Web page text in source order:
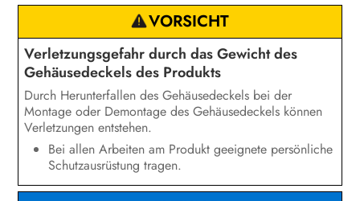
VORSICHT
Verletzungsgefahr durch das Gewicht des
Gehäusedeckels des Produkts
Durch Herunterfallen des Gehäusedeckels bei der
Montage oder Demontage des Gehäusedeckels können
Verletzungen entstehen.
Bei allen Arbeiten am Produkt geeignete persönliche
Schutzausrüstung tragen.